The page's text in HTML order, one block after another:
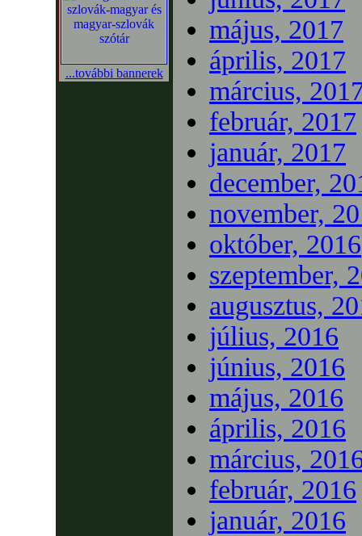
...további bannerek
május, 2017
április, 2017
március,
február, 2017
január, 2017
december,
november,
október, 2016
szeptember,
augusztus,
július, 2016
június, 2016
május, 2016
április, 2016
március,
február, 2016
január, 2016